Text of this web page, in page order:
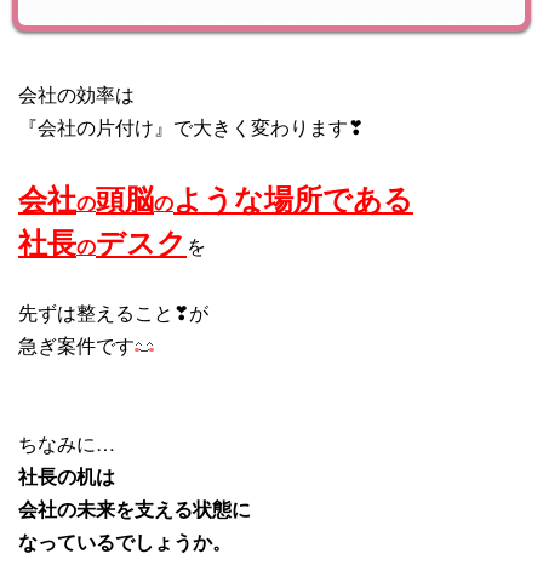
会社の効率は
『会社の片付け』で大きく変わります❣
会社の頭脳のような場所である
社長のデスク を
先ずは整えること❣が
急ぎ案件です
ちなみに…
社長の机は
会社の未来を支える状態に
なっているでしょうか。